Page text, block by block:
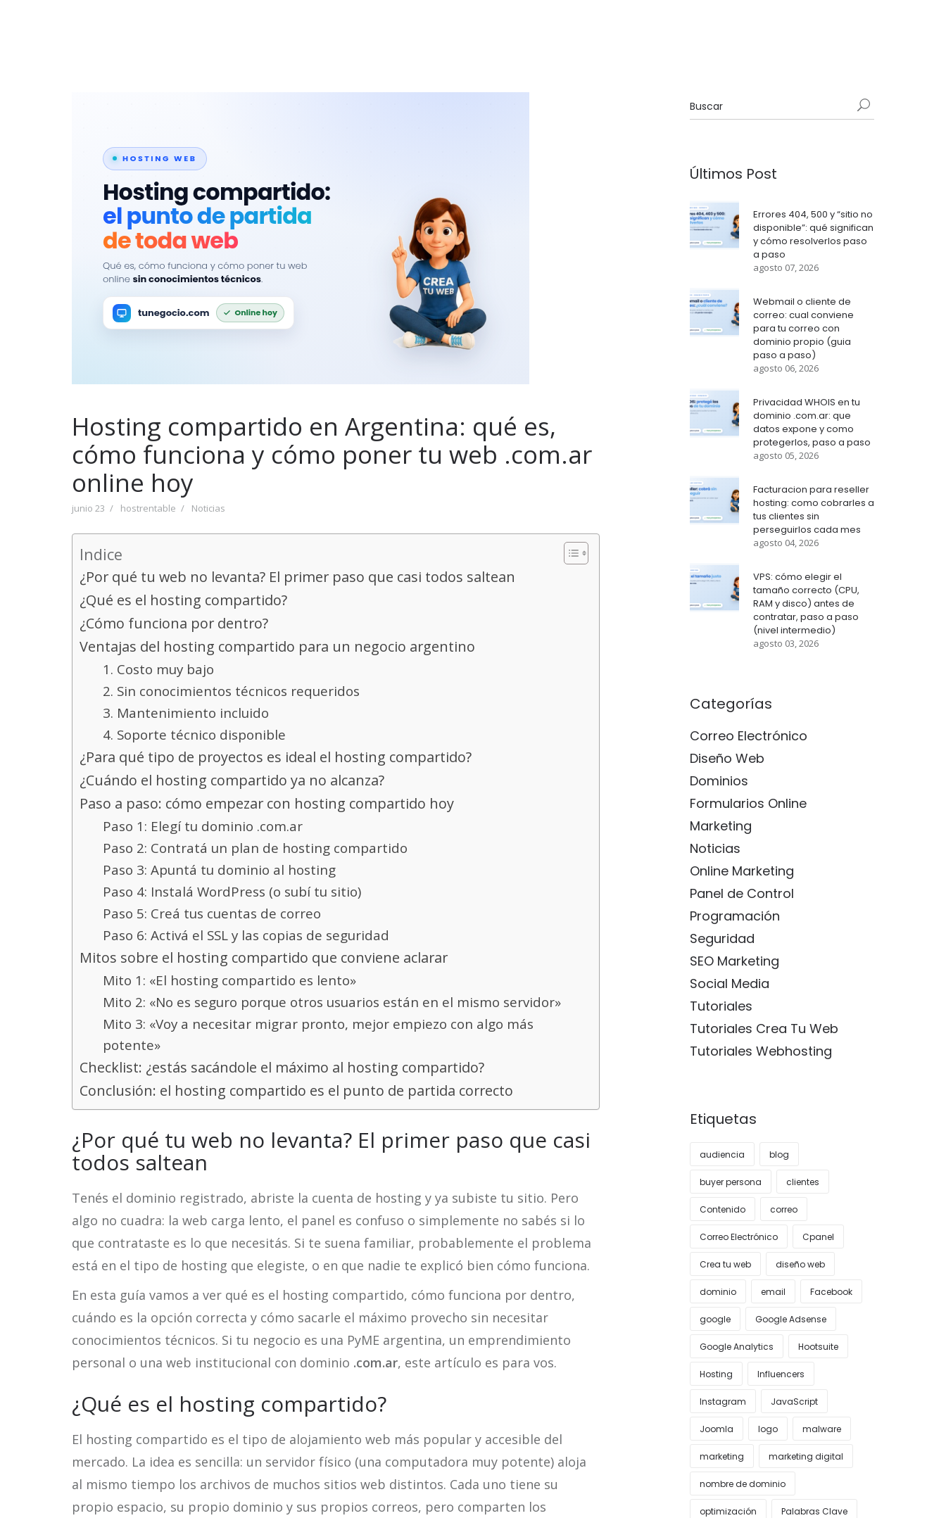
Hosting compartido en Argentina: qué es,
cómo funciona y cómo poner tu web .com.ar
online hoy
junio 23 hostrentable Noticias
Indice
¿Por qué tu web no levanta? El primer paso que casi todos saltean
¿Qué es el hosting compartido?
¿Cómo funciona por dentro?
Ventajas del hosting compartido para un negocio argentino
1. Costo muy bajo
2. Sin conocimientos técnicos requeridos
3. Mantenimiento incluido
4. Soporte técnico disponible
¿Para qué tipo de proyectos es ideal el hosting compartido?
¿Cuándo el hosting compartido ya no alcanza?
Paso a paso: cómo empezar con hosting compartido hoy
Paso 1: Elegí tu dominio .com.ar
Paso 2: Contratá un plan de hosting compartido
Paso 3: Apuntá tu dominio al hosting
Paso 4: Instalá WordPress (o subí tu sitio)
Paso 5: Creá tus cuentas de correo
Paso 6: Activá el SSL y las copias de seguridad
Mitos sobre el hosting compartido que conviene aclarar
Mito 1: «El hosting compartido es lento»
Mito 2: «No es seguro porque otros usuarios están en el mismo servidor»
Mito 3: «Voy a necesitar migrar pronto, mejor empiezo con algo más
potente»
Checklist: ¿estás sacándole el máximo al hosting compartido?
Conclusión: el hosting compartido es el punto de partida correcto
¿Por qué tu web no levanta? El primer paso que casi
todos saltean
Tenés el dominio registrado, abriste la cuenta de hosting y ya subiste tu sitio. Pero
algo no cuadra: la web carga lento, el panel es confuso o simplemente no sabés si lo
que contrataste es lo que necesitás. Si te suena familiar, probablemente el problema
está en el tipo de hosting que elegiste, o en que nadie te explicó bien cómo funciona.
En esta guía vamos a ver qué es el hosting compartido, cómo funciona por dentro,
cuándo es la opción correcta y cómo sacarle el máximo provecho sin necesitar
conocimientos técnicos. Si tu negocio es una PyME argentina, un emprendimiento
personal o una web institucional con dominio .com.ar, este artículo es para vos.
¿Qué es el hosting compartido?
El hosting compartido es el tipo de alojamiento web más popular y accesible del
mercado. La idea es sencilla: un servidor físico (una computadora muy potente) aloja
al mismo tiempo los archivos de muchos sitios web distintos. Cada uno tiene su
propio espacio, su propio dominio y sus propios correos, pero comparten los
Últimos Post
Errores 404, 500 y “sitio no
disponible”: qué significan
y cómo resolverlos paso
a paso
agosto 07, 2026
Webmail o cliente de
correo: cual conviene
para tu correo con
dominio propio (guia
paso a paso)
agosto 06, 2026
Privacidad WHOIS en tu
dominio .com.ar: que
datos expone y como
protegerlos, paso a paso
agosto 05, 2026
Facturacion para reseller
hosting: como cobrarles a
tus clientes sin
perseguirlos cada mes
agosto 04, 2026
VPS: cómo elegir el
tamaño correcto (CPU,
RAM y disco) antes de
contratar, paso a paso
(nivel intermedio)
agosto 03, 2026
Categorías
Correo Electrónico
Diseño Web
Dominios
Formularios Online
Marketing
Noticias
Online Marketing
Panel de Control
Programación
Seguridad
SEO Marketing
Social Media
Tutoriales
Tutoriales Crea Tu Web
Tutoriales Webhosting
Etiquetas
audiencia blog
buyer persona clientes
Contenido correo
Correo Electrónico Cpanel
Crea tu web diseño web
dominio email Facebook
google Google Adsense
Google Analytics Hootsuite
Hosting Influencers
Instagram JavaScript
Joomla logo malware
marketing marketing digital
nombre de dominio
optimización Palabras Clave